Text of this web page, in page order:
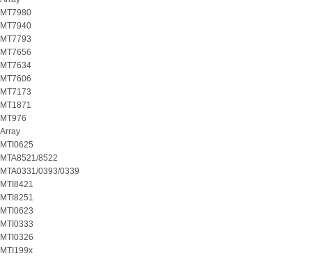
MT7980
MT7940
MT7793
MT7656
MT7634
MT7606
MT7173
MT1871
MT976
Array
MTI0625
MTA8521/8522
MTA0331/0393/0339
MTI8421
MTI8251
MTI0623
MTI0333
MTI0326
MTI199x